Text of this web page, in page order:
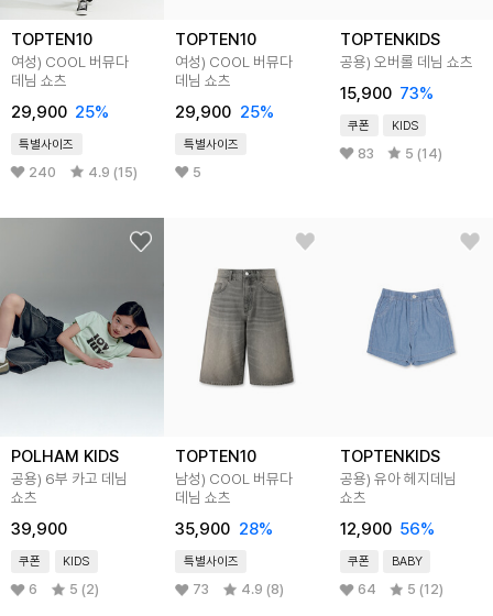
TOPTEN10
여성) COOL 버뮤다
데님 쇼츠
29,900 25%
특별사이즈
240 4.9 (15)
TOPTEN10
여성) COOL 버뮤다
데님 쇼츠
29,900 25%
특별사이즈
5
TOPTENKIDS
공용) 오버롤 데님 쇼츠
15,900 73%
쿠폰 KIDS
83 5 (14)
POLHAM KIDS
공용) 6부 카고 데님
쇼츠
39,900
쿠폰 KIDS
6 5 (2)
TOPTEN10
남성) COOL 버뮤다
데님 쇼츠
35,900 28%
특별사이즈
73 4.9 (8)
TOPTENKIDS
공용) 유아 헤지데님
쇼츠
12,900 56%
쿠폰 BABY
64 5 (12)